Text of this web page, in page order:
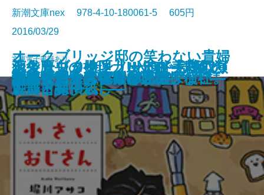
池袋カジノ特区 UNOで七億取り
返せ同盟 II―グラン・コン編―
青の数学
王の厨房―僕僕先生 零―
ハルコナ
砕け散るところを見せてあげる
オークブリッジ邸の笑わない貴婦
人2―後輩メイドと窓下のお嬢様
―
御手洗潔の追憶
生存賭博
スクールカースト殺人教室
トリモノート
新潮文庫nex 978-4-10-180061-5 605円
2016/03/29
文庫電子書籍あり
小さいおじさん
渦森今日子は宇宙に期待しない。
シャーロック・ノートII―試験と
古典と探偵殺し―
天久鷹央の推理カルテIV―悲恋の
シンドローム―
謎好き乙女と偽りの恋心
誘拐サーカス―大神兄弟探偵社―
汚れた赤を恋と呼ぶんだ
月桃夜
恋よりブタカン！～池谷美咲の演
劇部日誌～
創薬探偵から祝福を